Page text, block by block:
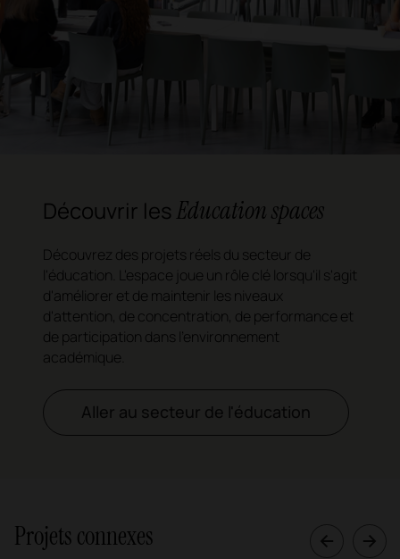
Découvrir les Education spaces
Découvrez des projets réels du secteur de
l'éducation. L'espace joue un rôle clé lorsqu'il s'agit
d'améliorer et de maintenir les niveaux
d'attention, de concentration, de performance et
de participation dans l'environnement
académique.
Aller au secteur de l'éducation
Projets connexes